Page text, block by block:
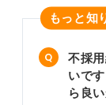
わかったと
く選考が進む
自分と合う
もっと知
不採
いで
ら良